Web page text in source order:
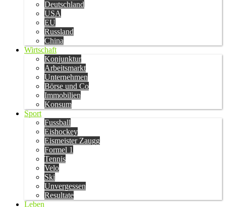
Deutschland
USA
EU
Russland
China
Wirtschaft
Konjunktur
Arbeitsmarkt
Unternehmen
Börse und Co
Immobilien
Konsum
Sport
Fussball
Eishockey
Eismeister Zaugg
Formel 1
Tennis
Velo
Ski
Unvergessen
Resultate
Leben